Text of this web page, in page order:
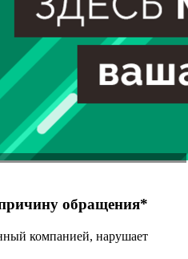
обращения*
компанией, нарушает